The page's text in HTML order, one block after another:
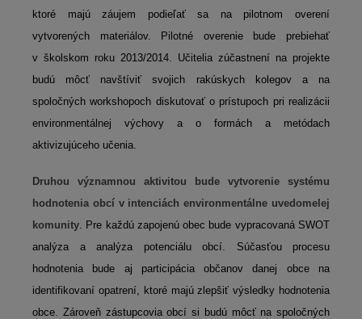
ktoré majú záujem podieľať sa na pilotnom overení
vytvorených materiálov. Pilotné overenie bude prebiehať
v školskom roku 2013/2014. Učitelia zúčastnení na projekte
budú môcť navštíviť svojich rakúskych kolegov a na
spoločných workshopoch diskutovať o prístupoch pri realizácii
environmentálnej výchovy a o formách a metódach
aktivizujúceho učenia.
Druhou významnou aktivitou bude vytvorenie systému
hodnotenia obcí v intenciách environmentálne uvedomelej
komunity . Pre každú zapojenú obec bude vypracovaná SWOT
analýza a analýza potenciálu obcí. Súčasťou procesu
hodnotenia bude aj participácia občanov danej obce na
identifikovaní opatrení, ktoré majú zlepšiť výsledky hodnotenia
obce. Zároveň zástupcovia obcí si budú môcť na spoločných